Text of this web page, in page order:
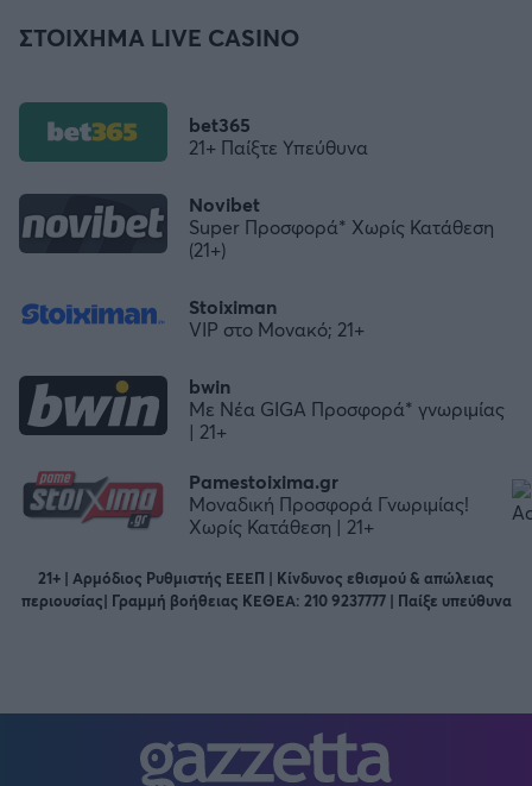
ΣΤΟΙΧΗΜΑ LIVE CASINO
bwin
Με Νέα GIGA Προσφορά* γνωριμίας
| 21+
Stoiximan
VIP στο Μονακό; 21+
Novibet
Super Προσφορά* Χωρίς Κατάθεση
(21+)
Pamestoixima.gr
Μοναδική Προσφορά Γνωριμίας!
Χωρίς Κατάθεση | 21+
bet365
21+ Παίξτε Υπεύθυνα
21+ | Αρμόδιος Ρυθμιστής ΕΕΕΠ | Κίνδυνος εθισμού & απώλειας
περιουσίας| Γραμμή βοήθειας ΚΕΘΕΑ: 210 9237777 | Παίξε υπεύθυνα